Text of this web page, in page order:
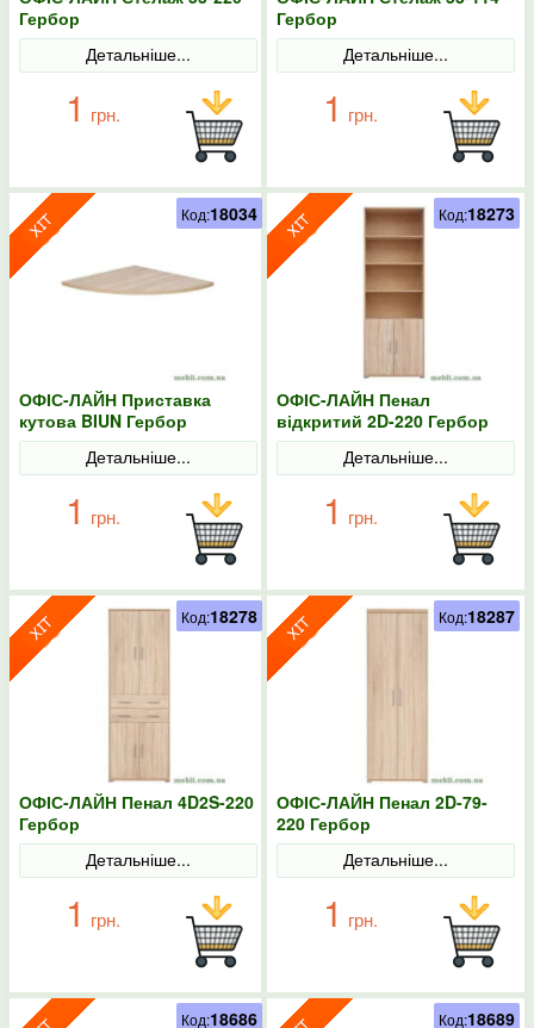
Гербор
Детальніше...
1 грн.
Гербор
Детальніше...
1 грн.
ОФІС-ЛАЙН Приставка
кутова BIUN Гербор
Детальніше...
1 грн.
Код:18034
ОФІС-ЛАЙН Пенал
відкритий 2D-220 Гербор
Детальніше...
1 грн.
Код:18273
ОФІС-ЛАЙН Пенал 4D2S-220
Гербор
Детальніше...
1 грн.
Код:18278
ОФІС-ЛАЙН Пенал 2D-79-
220 Гербор
Детальніше...
1 грн.
Код:18287
Код:18686 Код:18689